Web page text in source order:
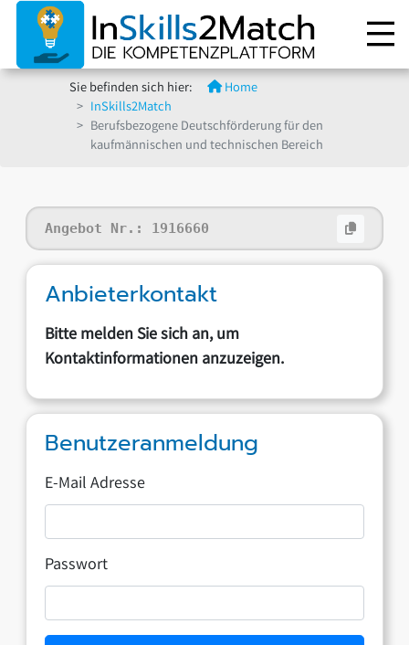
Sie befinden sich hier:
Home
InSkills2Match
Berufsbezogene Deutschförderung für den
kaufmännischen und technischen Bereich
Angebot Nr.: 1916660
Anbieterkontakt
Bitte melden Sie sich an, um
Kontaktinformationen anzuzeigen.
Benutzeranmeldung
E-Mail Adresse
Passwort